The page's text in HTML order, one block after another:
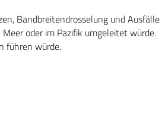
Bandbreitendrosselung und Ausfälle
oder im Pazifik umgeleitet würde.
führen würde.